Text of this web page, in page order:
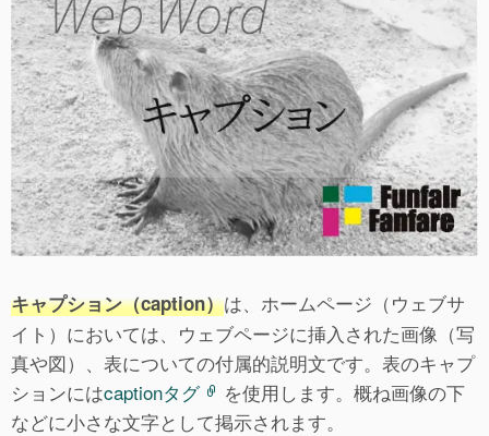
キャプション（caption）は、ホームページ（ウェブサ
イト）においては、ウェブページに挿入された画像（写
真や図）、表についての付属的説明文です。表のキャプ
ションにはcaptionタグ
を使用します。概ね画像の下
などに小さな文字として掲示されます。